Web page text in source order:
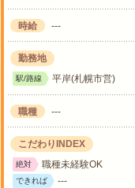
時給 ---
勤務地
駅/路線 平岸(札幌市営)
職種 ---
こだわりINDEX
絶対 職種未経験OK
できれば ---